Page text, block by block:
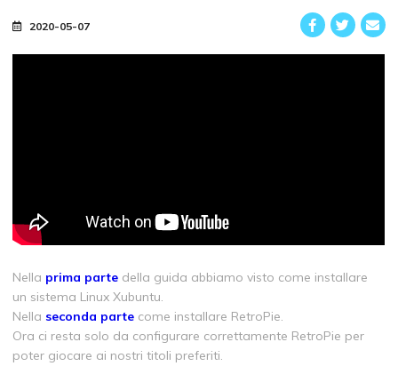
2020-05-07
Nella prima parte della guida abbiamo visto come installare
un sistema Linux Xubuntu.
Nella seconda parte come installare RetroPie.
Ora ci resta solo da configurare correttamente RetroPie per
poter giocare ai nostri titoli preferiti.